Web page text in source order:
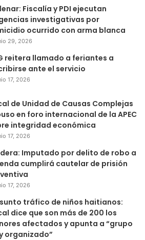
Fiscalía y PDI ejecutan
investigativas por
ocurrido con arma blanca
29, 2026
reitera llamado a feriantes a
ante el servicio
17, 2026
de Unidad de Causas Complejas
en foro internacional de la APEC
integridad económica
17, 2026
Imputado por delito de robo a
cumplirá cautelar de prisión
17, 2026
tráfico de niños haitianos:
dice que son más de 200 los
afectados y apunta a “grupo
organizado”